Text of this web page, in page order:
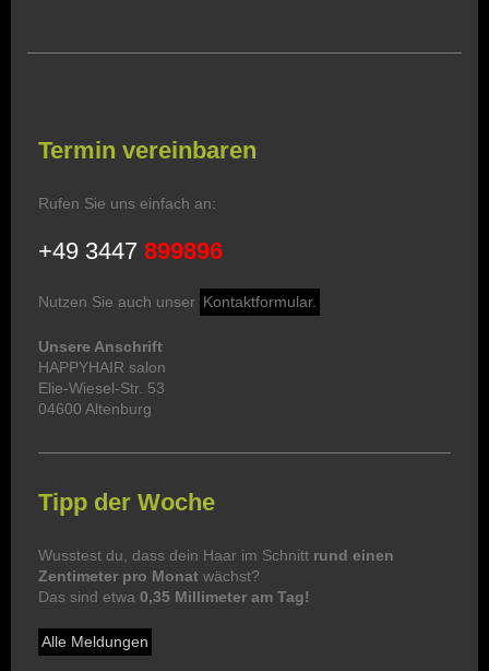
Termin vereinbaren
Rufen Sie uns einfach an:
+49 3447 899896
Nutzen Sie auch unser Kontaktformular.
Unsere Anschrift
HAPPYHAIR salon
Elie-Wiesel-Str. 53
04600 Altenburg
Tipp der Woche
Wusstest du, dass dein Haar im Schnitt rund einen
Zentimeter pro Monat wächst?
Das sind etwa 0,35 Millimeter am Tag!
Alle Meldungen